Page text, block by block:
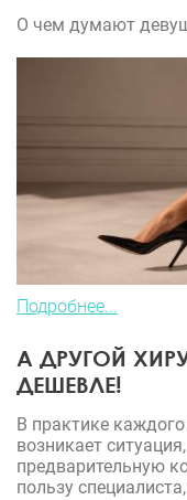
О чем думают
Подробнее...
А ДРУГОЙ
ДЕШЕВЛЕ!
В практике
возникает
предварительную
пользу